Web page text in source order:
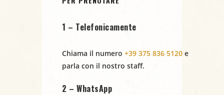
a
1 – Telefonicamente
Chiama il numero +39 375 836 5120 e
parla con il nostro staff.
2 – WhatsApp